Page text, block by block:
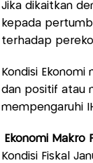
Jika dikaitkan
kepada
terhadap
Kondisi
dan positif atau
mempengaruhi
Ekonomi Makro
Kondisi Fiskal